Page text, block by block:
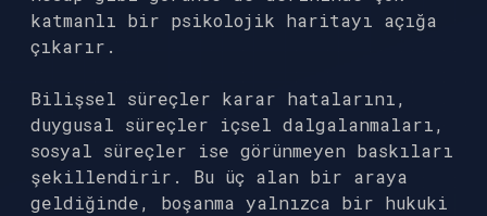
katmanlı bir psikolojik haritayı açığa
çıkarır.
Bilişsel süreçler karar hatalarını,
duygusal süreçler içsel dalgalanmaları,
sosyal süreçler ise görünmeyen baskıları
şekillendirir. Bu üç alan bir araya
geldiğinde, boşanma yalnızca bir hukuki